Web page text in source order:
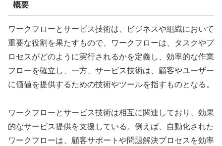
概要
ワークフローとサービス技術は、ビジネスや組織において
重要な役割を果たすもので、ワークフローは、タスクやプ
ロセスがどのように実行されるかを定義し、効率的な作業
フローを確立し、一方、サービス技術は、顧客やユーザー
に価値を提供するための技術やツールを指すものとなる。
ワークフローとサービス技術は相互に関連しており、効果
的なサービス提供を支援している。例えば、自動化された
ワークフローは、顧客サポートや問題解決プロセスを効率